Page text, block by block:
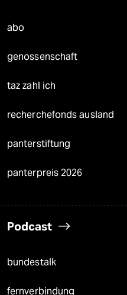
abo
genossenschaft
taz zahl ich
recherchefonds ausland
panterstiftung
panterpreis 2026
Podcast
bundestalk
fernverbindung